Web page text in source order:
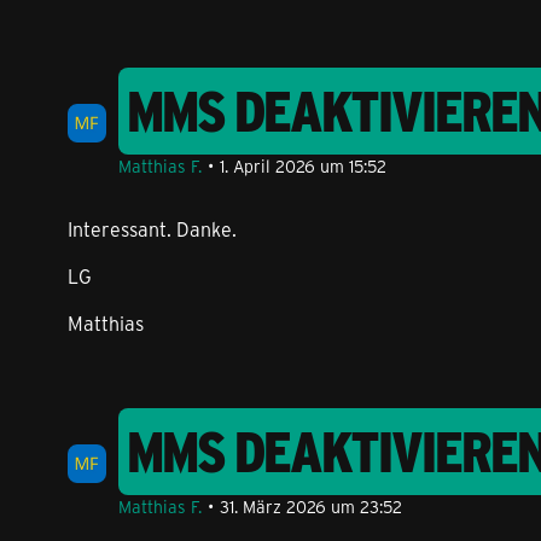
MMS
Matthias F. 1. April 2026 um 15:52
Interessant. Danke.
LG
Matthias
MMS
Matthias F. 31. März 2026 um 23:52